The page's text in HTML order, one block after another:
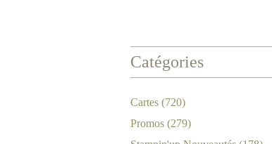
Catégories
Cartes (720)
Promos (279)